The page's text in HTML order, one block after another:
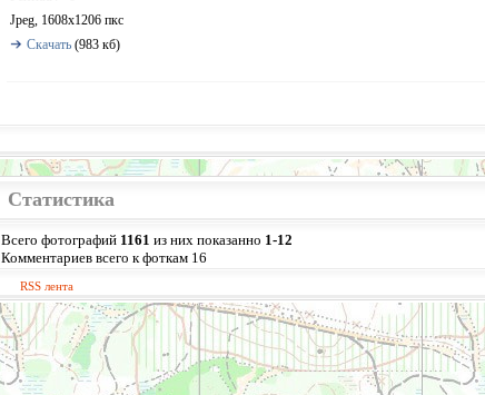
Jpeg, 1608x1206 пкс
Скачать (983 кб)
Статистика
Всего фотографий 1161 из них показанно 1-12
Комментариев всего к фоткам 16
RSS лента